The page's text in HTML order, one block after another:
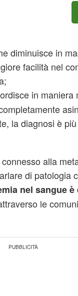
alta; i sintomi
sete eccessiva, la
diminuisce in
facilità nel
in maniera
la diagnosi è
alla
di patologia
nel sangue è
le